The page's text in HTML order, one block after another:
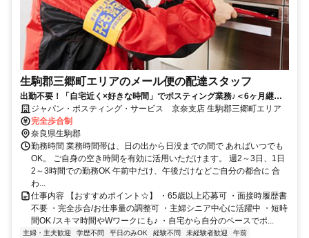
生駒郡三郷町エリアのメール便の配達スタッフ
出勤不要！「自宅近く×好きな時間」でポスティング業務♪＜6ヶ月継続
勤務で合計2万円のプチボーナス＞
ジャパン・ポスティング・サービス 京奈支店 生駒郡三郷町エリア
完全歩合制
奈良県生駒郡
勤務時間 業務時間帯は、日の出から日没までの間で あればいつでも
OK。 ご自身の空き時間を有効に活用いただけます。 週2～3日、1日
2～3時間での勤務OK 午前中だけ、午後だけなどご自分の都合に 合
わ...
仕事内容 【おすすめポイント☆】 ・65歳以上応募可 ・面接時履歴書
不要 ・完全歩合/お仕事量の調整可 ・主婦シニア中心に活躍中 ・短時
間OK /スキマ時間やWワークにも♪ ・自宅から自分のペースでポ...
主婦・主夫歓迎 学歴不問 平日のみOK 経験不問 未経験者歓迎
午前